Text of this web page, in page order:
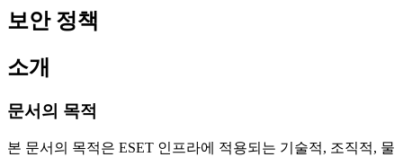
보안 정책
소개
문서의 목적
본 문서의 목적은 ESET 인프라에 적용되는 기술적, 조직적, 물